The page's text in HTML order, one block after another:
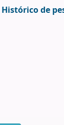
Histórico de